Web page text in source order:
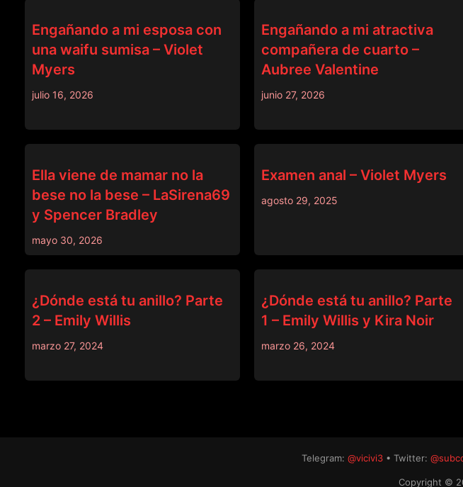
Engañando a mi esposa con
una waifu sumisa – Violet
Myers
julio 16, 2026
Engañando a mi atractiva
compañera de cuarto –
Aubree Valentine
junio 27, 2026
Ella viene de mamar no la
bese no la bese – LaSirena69
y Spencer Bradley
mayo 30, 2026
Examen anal – Violet Myers
agosto 29, 2025
¿Dónde está tu anillo? Parte
2 – Emily Willis
marzo 27, 2024
¿Dónde está tu anillo? Parte
1 – Emily Willis y Kira Noir
marzo 26, 2024
Telegram: @vicivi3 • Twitter:
Copyright ©